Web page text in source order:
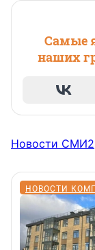
Самые
наших
Новости СМИ2
НОВОСТИ